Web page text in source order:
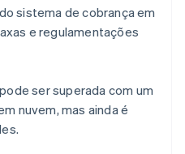
sistema de cobrança em
e regulamentações
ser superada com um
nuvem, mas ainda é